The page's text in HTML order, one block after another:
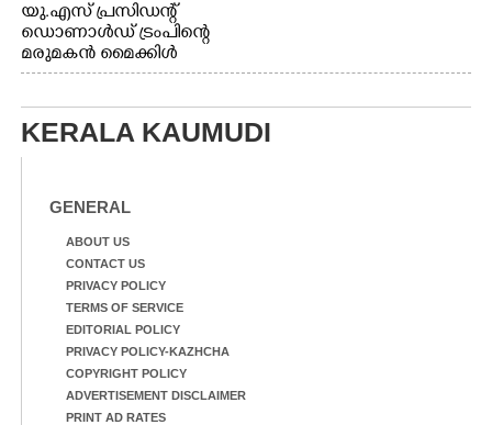
യു.എസ് പ്രസിഡന്റ്
ഡൊണാൾഡ് ട്രംപിന്റെ
മരുമകൻ മൈക്കിൾ
ബുലോസും ഇന്ത്യയിലെ
സെർജിയോ ഗോറും
ആലപ്പുഴ പുന്നമട
യാത്രയ്ക്ക് ശേഷം
KERALA KAUMUDI
GENERAL
ABOUT US
CONTACT US
PRIVACY POLICY
TERMS OF SERVICE
EDITORIAL POLICY
PRIVACY POLICY-KAZHCHA
COPYRIGHT POLICY
ADVERTISEMENT DISCLAIMER
PRINT AD RATES